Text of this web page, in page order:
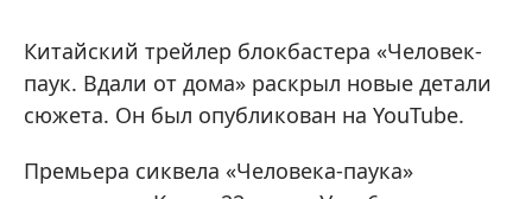
Китайский трейлер блокбастера «Человек-
паук. Вдали от дома» раскрыл новые детали
сюжета. Он был опубликован на YouTube.
Премьера сиквела «Человека-паука»